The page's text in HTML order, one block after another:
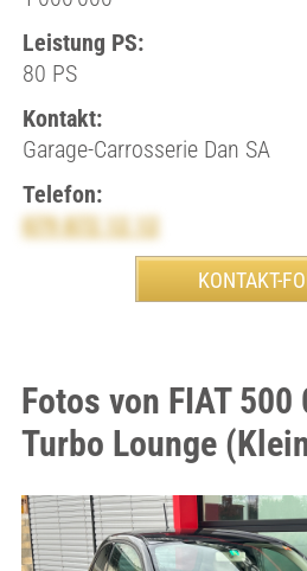
Leistung PS:
80 PS
Kontakt:
Garage-Carrosserie Dan SA
Telefon:
079 872 12 12
Fotos von FIAT
Turbo Lounge